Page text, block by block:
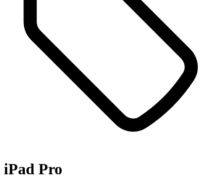
iPad Pro